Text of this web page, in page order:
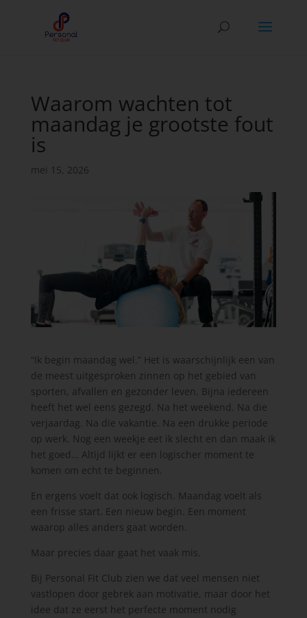
Waarom wachten tot
maandag je grootste fout
is
mei 15, 2026
“Ik begin maandag wel.” Het is waarschijnlijk een van
de meest uitgesproken zinnen op het gebied van
sporten, afvallen en gezonder leven. Bijna iedereen
heeft het wel eens gezegd. Na het weekend. Na die
verjaardag. Na die vakantie. Na een drukke periode
op werk. Nog een weekje eet ik slecht en dan maak ik
het goed… Altijd lijkt er een logischer moment te
komen om echt te beginnen.
En ergens voelt dat ook logisch. Maandag voelt als
een frisse start. Een nieuw begin. Een moment
waarop alles anders gaat worden.
Maar precies daar gaat het vaak mis.
Bij Personal Fit Club zien we dat veel mensen niet
vastlopen door gebrek aan motivatie, maar door het
idee dat ze eerst het perfecte moment nodig